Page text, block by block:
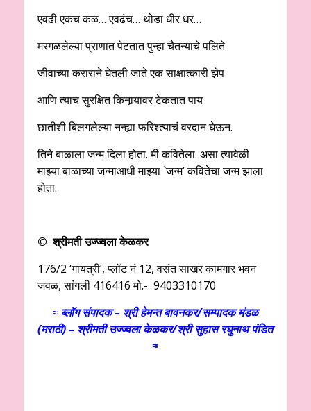
एवढी एकच कळ… एवढंच… थोडा धीर धर…
मरगळलेल्या प्राणात पेटतात पुन्हा चैतन्याचे पलिते
जीवाच्या कराराने घेतली जाते एक साक्षात्कारी झेप
आणि त्याच सुरक्षित किनार्‍यावर टेकतात पाय
छातीशी बिलगलेल्या नन्ह्या फरिश्त्याचं वरदान घेऊन.
तिने बाळाला जन्म दिला होता. मी कवितेला. असा त्यावेळी
माझ्या बाळाच्या जन्माआधी माझ्या `जन्म’ कवितेचा जन्म झाला
होता.
© श्रीमती उज्ज्वला केळकर
176/2 ‘गायत्री’, प्लॉट नं 12, वसंत साखर कामगार भवन
जवळ, सांगली 416416 मो.- 9403310170
≈ ब्लॉग संपादक – श्री हेमन्त बावनकर/सम्पादक मंडळ
(मराठी) – श्रीमती उज्ज्वला केळकर/श्री सुहास रघुनाथ पंडित
≈